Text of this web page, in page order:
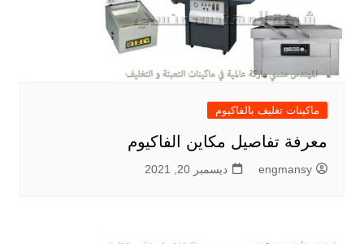
ماكينات تغليف بالفاكيوم
معرفة تفاصيل مكاين الفاكيوم
engmansy ديسمبر 20, 2021